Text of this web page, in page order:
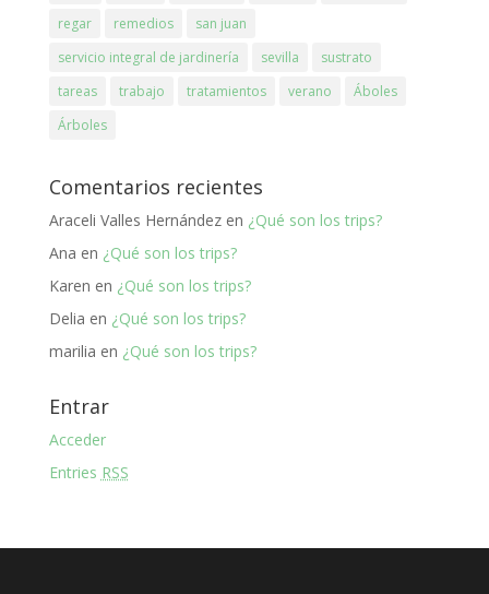
regar
remedios
san juan
servicio integral de jardinería
sevilla
sustrato
tareas
trabajo tratamientos verano
Áboles
Árboles
Comentarios recientes
Araceli Valles Hernándezen ¿Qué son los trips?
Ana en ¿Qué son los trips?
Karen en ¿Qué son los trips?
Delia en ¿Qué son los trips?
marilia en ¿Qué son los trips?
Entrar
Acceder
Entries RSS